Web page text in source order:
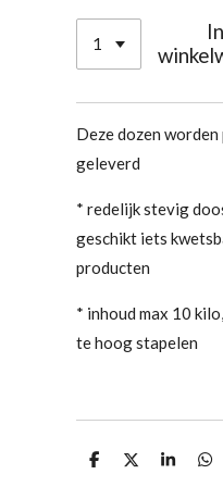
In
Deze dozen worden
geleverd
* redelijk stevig
geschikt iets
producten
* inhoud max 10
te hoog stapelen
D
D
S
D